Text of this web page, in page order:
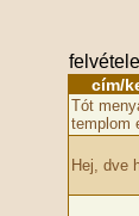
cím/
Tót
templom
Hej, dve